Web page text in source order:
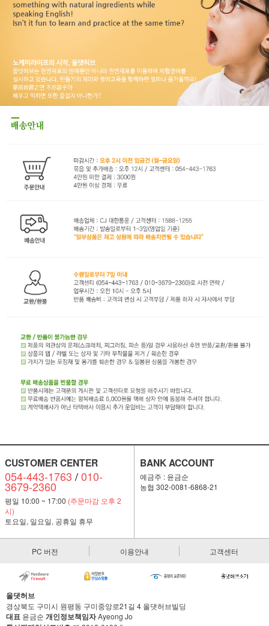
CUSTOMER CENTER
054-443-1763 /010-
3679-2360
평일 10:00 ~ 17:00 (주문마감 오후 2
시)
토요일, 일요일, 공휴일 휴무
BANK ACCOUNT
예금주 : 윤금순
농협 302-0081-6868-21
PC 버전 이용안내 고객센터
올댓허브
경상북도 구미시 원평동 구미중앙로21길 4 올댓허브빌딩
대표 윤금순 개인정보책임자Ayeong Jo